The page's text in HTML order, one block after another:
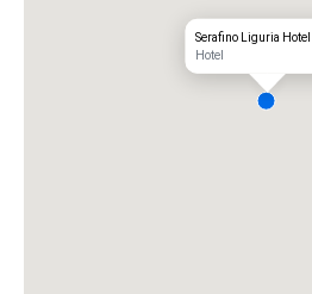
Serafino Liguria Hotel
Hotel